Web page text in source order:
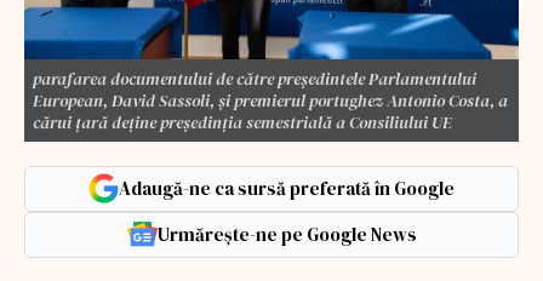
parafarea documentului de către preşedintele Parlamentului
European, David Sassoli, şi premierul portughez Antonio Costa, a
cărui ţară deţine preşedinţia semestrială a Consiliului UE
Adaugă-ne ca sursă preferată în Google
Urmărește-ne pe Google News